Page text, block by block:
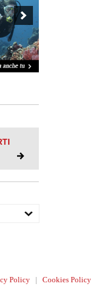
Policy| Cookies Policy